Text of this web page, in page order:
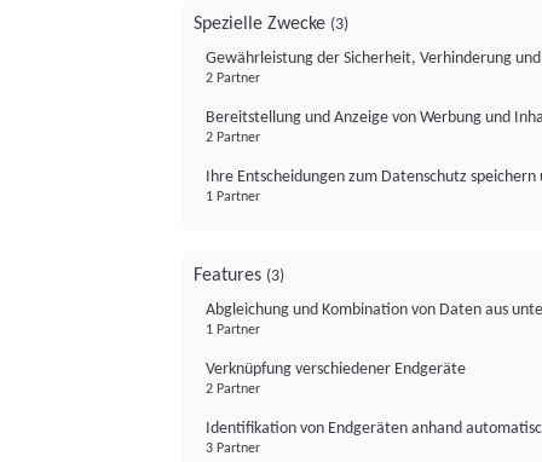
Spezielle Zwecke (3)
Gewährleistung der Sicherheit, Verhinderung
2 Partner
Bereitstellung und Anzeige von Werbung und
2 Partner
Ihre Entscheidungen zum Datenschutz
1 Partner
Features (3)
Abgleichung und Kombination von Daten aus
1 Partner
Verknüpfung verschiedener Endgeräte
2 Partner
Identifikation von Endgeräten anhand
3 Partner